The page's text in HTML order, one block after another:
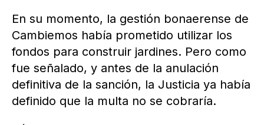
En su momento, la gestión bonaerense de
Cambiemos había prometido utilizar los
fondos para construir jardines. Pero como
fue señalado, y antes de la anulación
definitiva de la sanción, la Justicia ya había
definido que la multa no se cobraría.